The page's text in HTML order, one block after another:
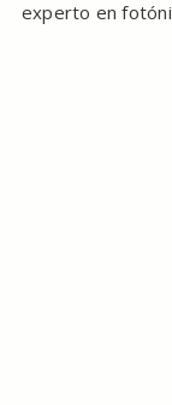
experto en